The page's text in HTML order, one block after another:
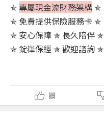
✯ 專屬現金流財務架構✯
✯ 免費提供保險服務卡 ✯
✯ 安心保障 ✯ 長久陪伴 ✯
✯ 錠嵂保經 ✯ 歡迎諮詢 ✯
讚